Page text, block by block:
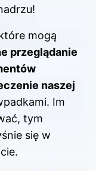
mogą
przeglądanie
naszej
Im
tym
się w